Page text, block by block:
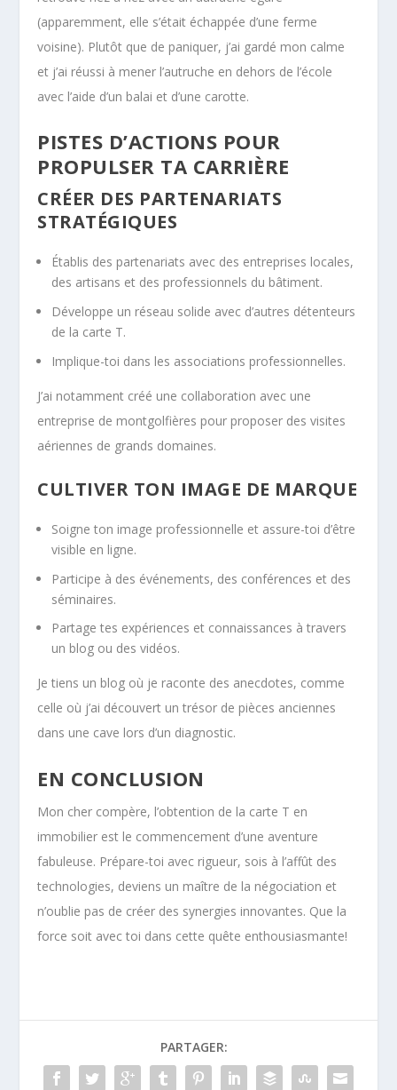
(apparemment, elle s’était échappée d’une ferme
voisine). Plutôt que de paniquer, j’ai gardé mon calme
et j’ai réussi à mener l’autruche en dehors de l’école
avec l’aide d’un balai et d’une carotte.
PISTES D’ACTIONS POUR
PROPULSER TA CARRIÈRE
CRÉER DES PARTENARIATS
STRATÉGIQUES
Établis des partenariats avec des entreprises locales,
des artisans et des professionnels du bâtiment.
Développe un réseau solide avec d’autres détenteurs
de la carte T.
Implique-toi dans les associations professionnelles.
J’ai notamment créé une collaboration avec une
entreprise de montgolfières pour proposer des visites
aériennes de grands domaines.
CULTIVER TON IMAGE DE MARQUE
Soigne ton image professionnelle et assure-toi d’être
visible en ligne.
Participe à des événements, des conférences et des
séminaires.
Partage tes expériences et connaissances à travers
un blog ou des vidéos.
Je tiens un blog où je raconte des anecdotes, comme
celle où j’ai découvert un trésor de pièces anciennes
dans une cave lors d’un diagnostic.
EN CONCLUSION
Mon cher compère, l’obtention de la carte T en
immobilier est le commencement d’une aventure
fabuleuse. Prépare-toi avec rigueur, sois à l’affût des
technologies, deviens un maître de la négociation et
n’oublie pas de créer des synergies innovantes. Que la
force soit avec toi dans cette quête enthousiasmante!
PARTAGER: